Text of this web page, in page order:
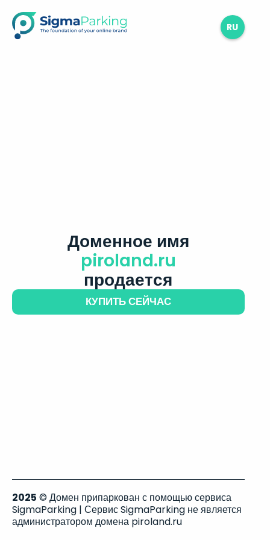
RU
Доменное имя
piroland.ru
продается
КУПИТЬ СЕЙЧАС
2025 © Домен припаркован с помощью сервиса
SigmaParking | Сервис SigmaParking не является
администратором домена piroland.ru